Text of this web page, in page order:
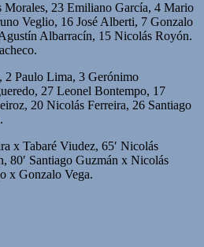
23 Emiliano García, 4 Mario
Veglio, 16 José Alberti, 7 Gonzalo
Albarracín, 15 Nicolás Royón.
2 Paulo Lima, 3 Gerónimo
27 Leonel Bontempo, 17
20 Nicolás Ferreira, 26 Santiago
x Tabaré Viudez, 65′ Nicolás
80′ Santiago Guzmán x Nicolás
x Gonzalo Vega.